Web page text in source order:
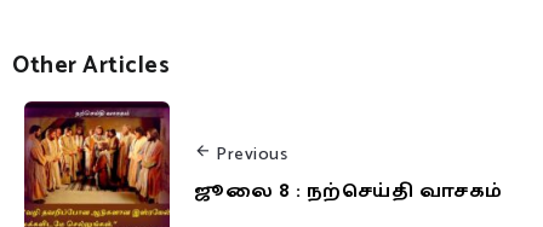
Other Articles
Previous
ஜூலை 8 : நற்செய்தி வாசகம்